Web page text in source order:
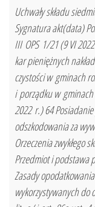
Uchwały składu
Sygnatura akt(data)
III OPS 1/21 (9 VI
kar pieniężnych
czystości w gminach
i porządku w
2022 r.) 64
odszkodowania za
Orzeczenia zwykłego
Przedmiot i podstawa
Zasady
wykorzystywanych do